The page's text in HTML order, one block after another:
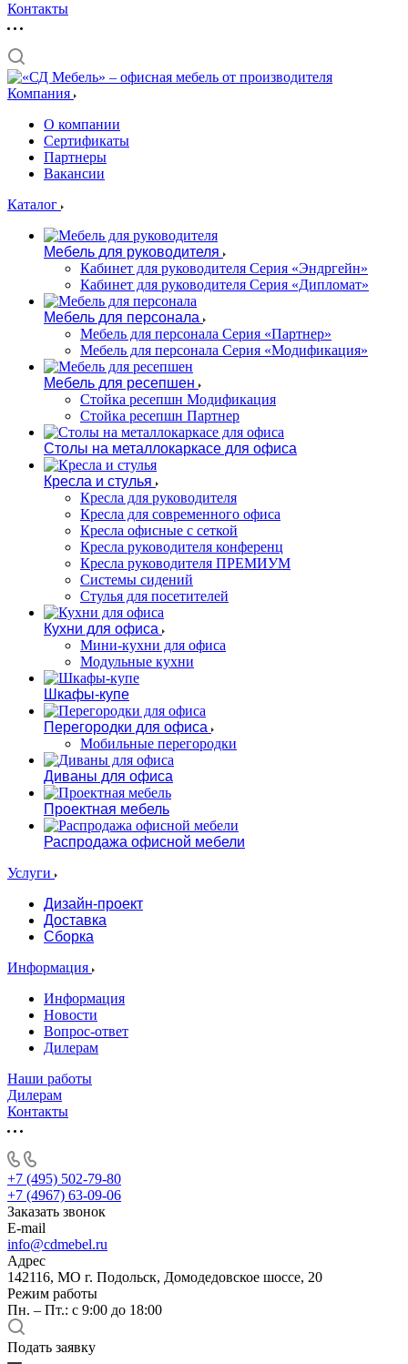
Контакты
Компания
О компании
Сертификаты
Партнеры
Вакансии
Каталог
Мебель для руководителя
Кабинет для руководителя Серия «Эндргейн»
Кабинет для руководителя Серия «Дипломат»
Мебель для персонала
Мебель для персонала Серия «Партнер»
Мебель для персонала Серия «Модификация»
Мебель для ресепшен
Стойка ресепшн Модификация
Стойка ресепшн Партнер
Столы на металлокаркасе для офиса
Кресла и стулья
Кресла для руководителя
Кресла для современного офиса
Кресла офисные с сеткой
Кресла руководителя конференц
Кресла руководителя ПРЕМИУМ
Системы сидений
Стулья для посетителей
Кухни для офиса
Мини-кухни для офиса
Модульные кухни
Шкафы-купе
Перегородки для офиса
Мобильные перегородки
Диваны для офиса
Проектная мебель
Распродажа офисной мебели
Услуги
Дизайн-проект
Доставка
Сборка
Информация
Информация
Новости
Вопрос-ответ
Дилерам
Наши работы
Дилерам
Контакты
+7 (495) 502-79-80
+7 (4967) 63-09-06
Заказать звонок
E-mail
info@cdmebel.ru
Адрес
142116, МО г. Подольск, Домодедовское шоссе, 20
Режим работы
Пн. – Пт.: с 9:00 до 18:00
Подать заявку